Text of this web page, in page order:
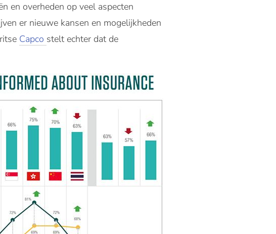
en overheden op veel aspecten
er nieuwe kansen en mogelijkheden
Capco stelt echter dat de